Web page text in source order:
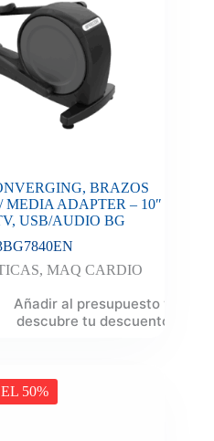
BRAZOS
MEDIA ADAPTER – 10″
USB/AUDIO BG
,MAQ CARDIO
Añadir al presupuesto y
descubre tu descuento
50%